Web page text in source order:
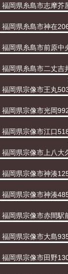
福岡県糸島市志摩芥
福岡県糸島市神在
福岡県糸島市前原中
福岡県糸島市二丈吉
福岡県宗像市王丸
福岡県宗像市光岡
福岡県宗像市江口
福岡県宗像市上八大
福岡県宗像市神湊
福岡県宗像市神湊
福岡県宗像市赤間駅
福岡県宗像市大島
福岡県宗像市田野